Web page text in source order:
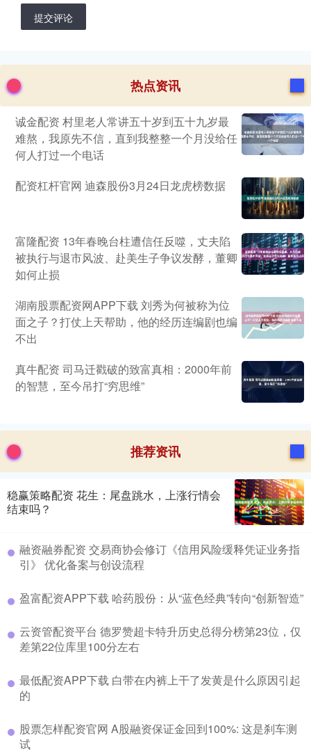
提交评论
热点资讯
诚金配资 村里老人常讲五十岁到五十九岁最
难熬，我原先不信，直到我整整一个月没给任
何人打过一个电话
配资杠杆官网 迪森股份3月24日龙虎榜数据
富隆配资 13年春晚台柱遭信任反噬，丈夫陷
被执行与退市风波、赴美生子争议发酵，董卿
如何止损
湖南股票配资网APP下载 刘秀为何被称为位
面之子？打仗上天帮助，他的经历连编剧也编
不出
真牛配资 司马迁戳破的致富真相：2000年前
的智慧，至今吊打“穷思维”
推荐资讯
稳赢策略配资 花生：尾盘跳水，上涨行情会
结束吗？
融资融券配资 交易商协会修订《信用风险缓释凭证业务指
引》 优化备案与创设流程
盈富配资APP下载 哈药股份：从“蓝色经典”转向“创新智造”
云资管配资平台 德罗赞超卡特升历史总得分榜第23位，仅
差第22位库里100分左右
最低配资APP下载 白带在内裤上干了发黄是什么原因引起
的
股票怎样配资官网 A股融资保证金回到100%: 这是刹车测
试